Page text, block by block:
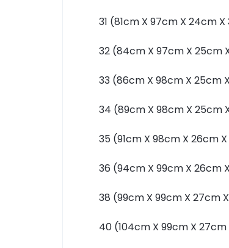
31 (81cm X 97cm X 24cm
32 (84cm X 97cm X 25cm
33 (86cm X 98cm X 25cm
34 (89cm X 98cm X 25cm
35 (91cm X 98cm X 26cm
36 (94cm X 99cm X 26cm
38 (99cm X 99cm X 27cm
40 (104cm X 99cm X